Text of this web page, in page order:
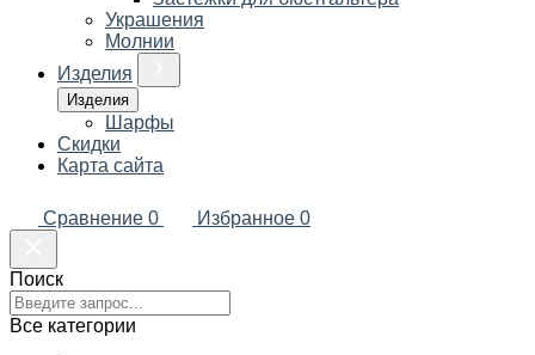
Украшения
Молнии
Изделия
Изделия
Шарфы
Скидки
Карта сайта
Сравнение 0 Избранное 0
Поиск
Все категории